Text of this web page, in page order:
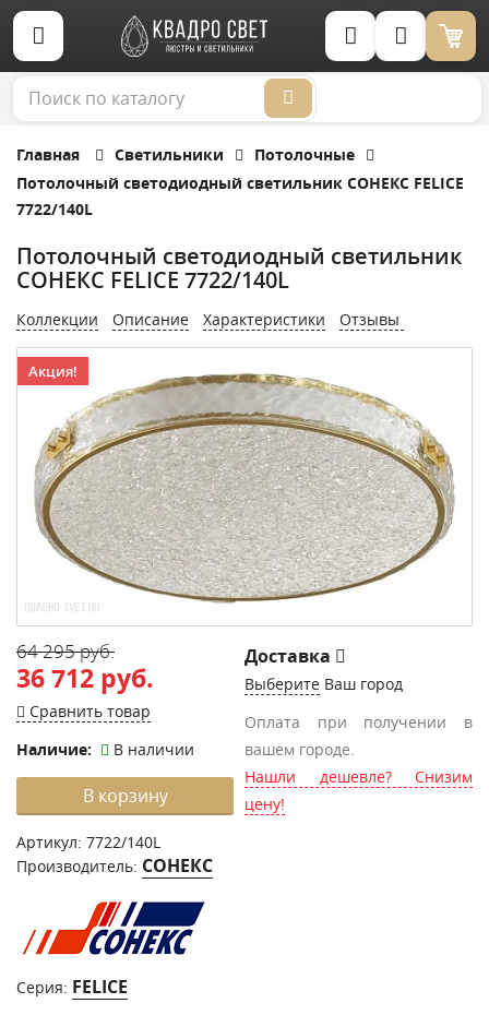
Корзина (0)
Главная Светильники
Потолочные
Потолочный светодиодный светильник СОНЕКС FELICE
7722/140L
Потолочный светодиодный светильник
СОНЕКС FELICE 7722/140L
Коллекции Описание Характеристики Отзывы
Акция!
64 295 руб.
36 712 руб.
Сравнить товар
Наличие:
В наличии
В корзину
Артикул: 7722/140L
Производитель: СОНЕКС
Серия: FELICE
Доставка
Выберите Ваш город
Оплата при получении в
вашем городе.
Нашли дешевле? Снизим
цену!